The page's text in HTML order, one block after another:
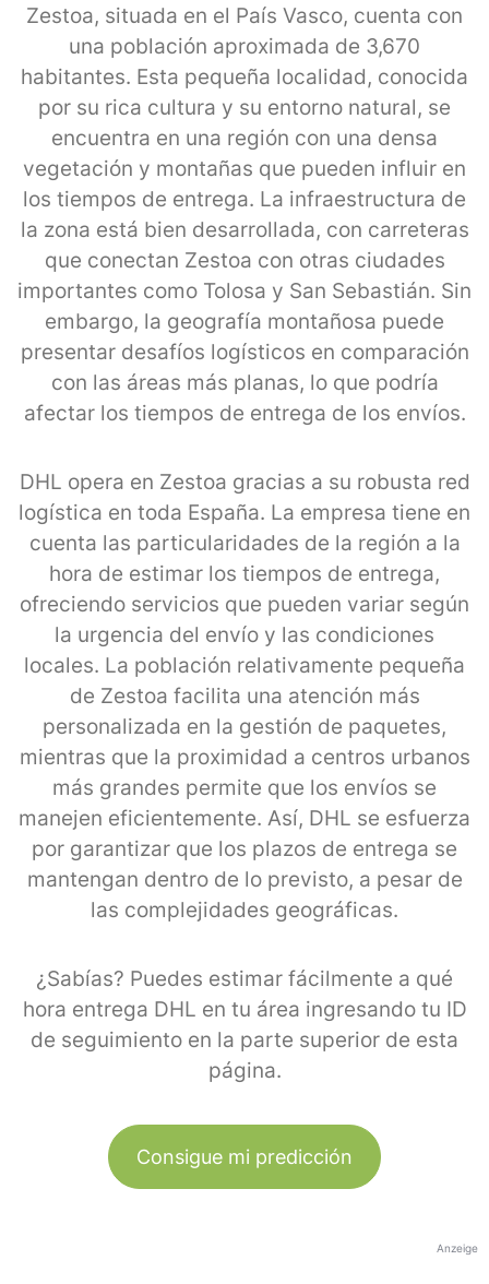
Zestoa, situada en el País Vasco, cuenta con
una población aproximada de 3,670
habitantes. Esta pequeña localidad, conocida
por su rica cultura y su entorno natural, se
encuentra en una región con una densa
vegetación y montañas que pueden influir en
los tiempos de entrega. La infraestructura de
la zona está bien desarrollada, con carreteras
que conectan Zestoa con otras ciudades
importantes como Tolosa y San Sebastián. Sin
embargo, la geografía montañosa puede
presentar desafíos logísticos en comparación
con las áreas más planas, lo que podría
afectar los tiempos de entrega de los envíos.
DHL opera en Zestoa gracias a su robusta red
logística en toda España. La empresa tiene en
cuenta las particularidades de la región a la
hora de estimar los tiempos de entrega,
ofreciendo servicios que pueden variar según
la urgencia del envío y las condiciones
locales. La población relativamente pequeña
de Zestoa facilita una atención más
personalizada en la gestión de paquetes,
mientras que la proximidad a centros urbanos
más grandes permite que los envíos se
manejen eficientemente. Así, DHL se esfuerza
por garantizar que los plazos de entrega se
mantengan dentro de lo previsto, a pesar de
las complejidades geográficas.
¿Sabías? Puedes estimar fácilmente a qué
hora entrega DHL en tu área ingresando tu ID
de seguimiento en la parte superior de esta
página.
Consigue mi predicción
Anzeige